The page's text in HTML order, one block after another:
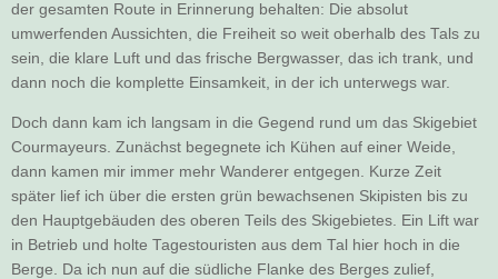
der gesamten Route in Erinnerung behalten: Die absolut
umwerfenden Aussichten, die Freiheit so weit oberhalb des Tals zu
sein, die klare Luft und das frische Bergwasser, das ich trank, und
dann noch die komplette Einsamkeit, in der ich unterwegs war.
Doch dann kam ich langsam in die Gegend rund um das Skigebiet
Courmayeurs. Zunächst begegnete ich Kühen auf einer Weide,
dann kamen mir immer mehr Wanderer entgegen. Kurze Zeit
später lief ich über die ersten grün bewachsenen Skipisten bis zu
den Hauptgebäuden des oberen Teils des Skigebietes. Ein Lift war
in Betrieb und holte Tagestouristen aus dem Tal hier hoch in die
Berge. Da ich nun auf die südliche Flanke des Berges zulief,